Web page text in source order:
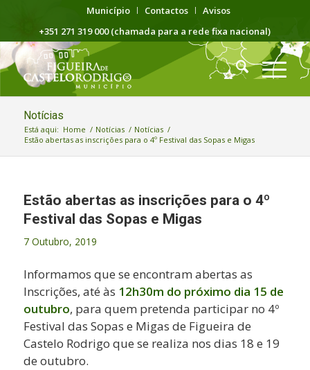
Município Contactos
Avisos
+351 271 319 000 (chamada para a rede fixa nacional)
Notícias
Está aqui: Home / Notícias / Notícias /
Estão abertas as inscrições para o 4º Festival das Sopas e Migas
Estão abertas as inscrições para o 4º
Festival das Sopas e Migas
7 Outubro, 2019
Informamos que se encontram abertas as
Inscrições, até às 12h30m do próximo dia 15 de
outubro, para quem pretenda participar no 4º
Festival das Sopas e Migas de Figueira de
Castelo Rodrigo que se realiza nos dias 18 e 19
de outubro.